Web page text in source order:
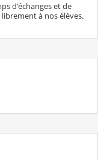
d'échanges et de
à nos élèves.